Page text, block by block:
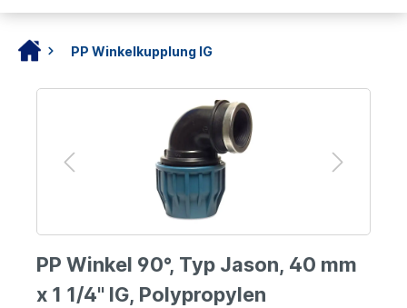
PP Winkelkupplung IG
PP Winkel 90°, Typ Jason, 40 mm
x 1 1/4" IG, Polypropylen